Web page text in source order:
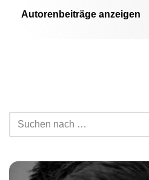
Autorenbeiträge anzeigen